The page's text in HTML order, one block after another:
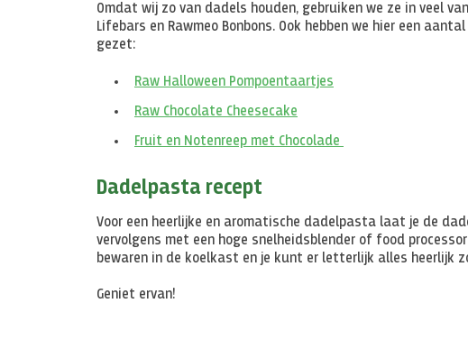
Omdat wij zo van dadels houden, gebruiken we ze in veel
Lifebars en Rawmeo Bonbons. Ook hebben we hier een
gezet:
Raw Halloween Pompoentaartjes
Raw Chocolate Cheesecake
Fruit en Notenreep met Chocolade
Dadelpasta recept
Voor een heerlijke en aromatische dadelpasta laat je de
vervolgens met een hoge snelheidsblender of food
bewaren in de koelkast en je kunt er letterlijk alles heerlijk
Geniet ervan!